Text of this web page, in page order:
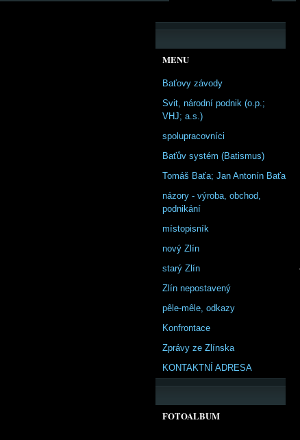
MENU
Baťovy závody
Svit, národní podnik (o.p.;
VHJ; a.s.)
spolupracovníci
Baťův systém (Batismus)
Tomáš Baťa; Jan Antonín Baťa
názory - výroba, obchod,
podnikání
místopisník
nový Zlín
starý Zlín
Zlín nepostavený
pêle-mêle, odkazy
Konfrontace
Zprávy ze Zlínska
KONTAKTNÍ ADRESA
FOTOALBUM